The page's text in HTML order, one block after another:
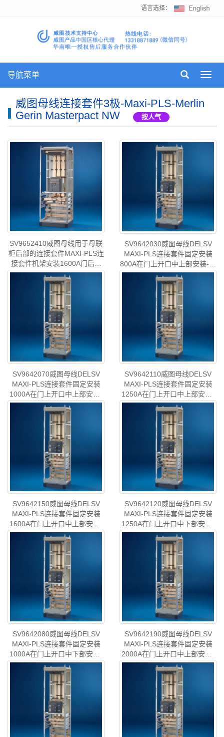
语言选择：
导航菜单
威图母线连接套件3极-Maxi-PLS-Merlin
Gerin Masterpact NW
按人气
SV9652410威图母线用于母联
柜后部的连接套件MAXI-PLS连
接套件机架安装1600A门后上
部安装-已停产-rittal威图机柜威
图空调维修威图电柜威图风扇
威图PDU威图配件威图售后
SV9652.410
型号:威图母线SV M..
SV9642030威图母线DELSV
MAXI-PLS连接套件固定安装
800A在门上开口中上部安装-已
停产-rittal威图机柜威图空调维
修威图电柜威图风扇威图PDU
威图配件威图售后SV9642.030
:威图母线DELS..
SV9642070威图母线DELSV
MAXI-PLS连接套件固定安装
1000A在门上开口中上部安装-
已停产-rittal威图机柜威图空调
维修威图电柜威图风扇威图
PDU威图配件威图售后
SV9642.070
型号:威图母线DELS..
SV9642110威图母线DELSV
MAXI-PLS连接套件固定安装
1250A在门上开口中上部安装-
已停产-rittal威图机柜威图空调
维修威图电柜威图风扇威图
PDU威图配件威图售后
SV9642.110
型号:威图母线DELS..
SV9642150威图母线DELSV
MAXI-PLS连接套件固定安装
1600A在门上开口中上部安装-
已停产-rittal威图机柜威图空调
维修威图电柜威图风扇威图
PDU威图配件威图售后
SV9642.150
:威图母线DELS..
SV9642120威图母线DELSV
MAXI-PLS连接套件固定安装
1250A在门上开口中下部安装-
已停产-rittal威图机柜威图空调
维修威图电柜威图风扇威图
PDU威图配件威图售后
SV9642.120
:威图母线DELS..
SV9642080威图母线DELSV
MAXI-PLS连接套件固定安装
1000A在门上开口中下部安装-
已停产-rittal威图机柜威图空调
维修威图电柜威图风扇威图
PDU威图配件威图售后
SV9642.080
:威图母线DELS..
SV9642190威图母线DELSV
MAXI-PLS连接套件固定安装
2000A在门上开口中上部安装-
已停产-rittal威图机柜威图空调
维修威图电柜威图风扇威图
PDU威图配件威图售后
SV9642.190
:威图母线DELS..